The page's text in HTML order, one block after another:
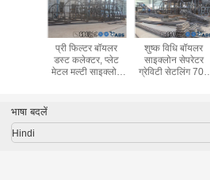
प्री फिल्टर बॉयलर
डस्ट कलेक्टर, प्लेट
मेटल मल्टी साइक्लोन
शुष्क विधि बॉयलर
साइक्लोन सेपरेटर
ग्रेविटी सेटलिंग 70 -
भाषा बदलें
Hindi